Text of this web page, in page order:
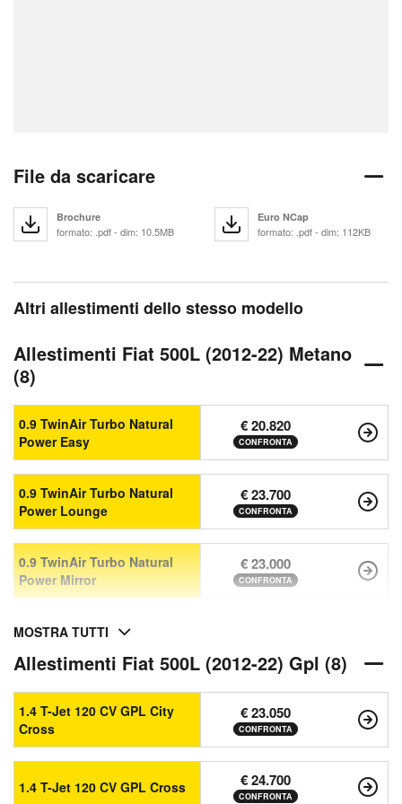
File da scaricare
Brochure
formato: .pdf - dim: 10.5MB
Euro NCap
formato: .pdf - dim: 112KB
Altri allestimenti dello stesso modello
Allestimenti Fiat 500L (2012-22) Metano
(8)
0.9 TwinAir Turbo Natural
Power Easy
€ 20.820
CONFRONTA
0.9 TwinAir Turbo Natural
Power Lounge
€ 23.700
CONFRONTA
0.9 TwinAir Turbo Natural
Power Mirror
€ 23.000
CONFRONTA
MOSTRA TUTTI
Allestimenti Fiat 500L (2012-22) Gpl (8)
1.4 T-Jet 120 CV GPL City
Cross
€ 23.050
CONFRONTA
1.4 T-Jet 120 CV GPL Cross € 24.700
CONFRONTA